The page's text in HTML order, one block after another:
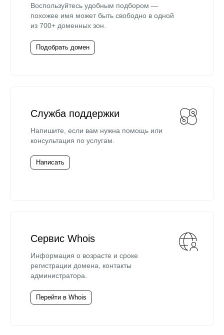
Воспользуйтесь удобным подбором —
похожее имя может быть свободно в одной
из 700+ доменных зон.
Подобрать домен
Служба поддержки
Напишите, если вам нужна помощь или
консультация по услугам.
Написать
Сервис Whois
Информация о возрасте и сроке
регистрации домена, контакты
администратора.
Перейти в Whois